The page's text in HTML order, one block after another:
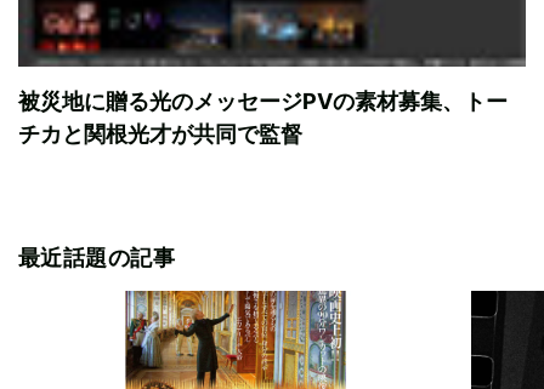
被災地に贈る光のメッセージPVの素材募集、トー
チカと関根光才が共同で監督
最近話題の記事